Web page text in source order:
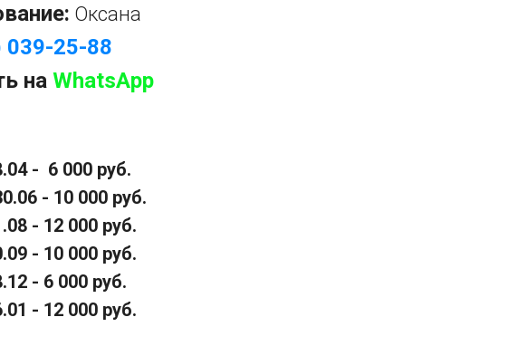
Оксана
039-25-88
на WhatsApp
- 6 000 руб.
- 10 000 руб.
- 12 000 руб.
- 10 000 руб.
- 6 000 руб.
- 12 000 руб.